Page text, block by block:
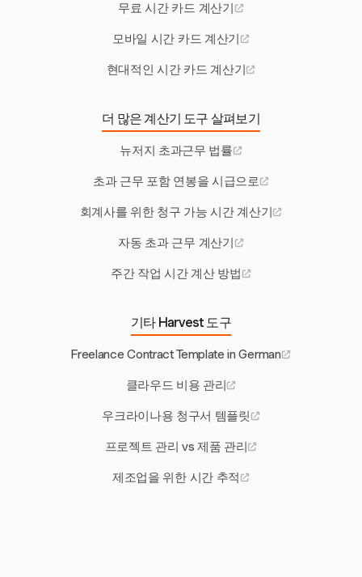
무료 시간 카드 계산기
모바일 시간 카드 계산기
현대적인 시간 카드 계산기
더 많은 계산기 도구 살펴보기
뉴저지 초과근무 법률
초과 근무 포함 연봉을 시급으로
회계사를 위한 청구 가능 시간 계산기
자동 초과 근무 계산기
주간 작업 시간 계산 방법
기타 Harvest 도구
Freelance Contract Template in German
클라우드 비용 관리
우크라이나용 청구서 템플릿
프로젝트 관리 vs 제품 관리
제조업을 위한 시간 추적